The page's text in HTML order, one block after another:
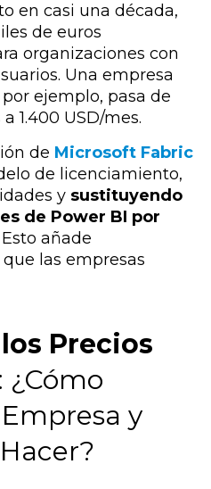
en casi una década,
de euros
organizaciones con
Una empresa
ejemplo, pasa de
1.400 USD/mes.
de Microsoft Fabric
de licenciamiento,
y sustituyendo
de Power BI por
Esto añade
las empresas
Precios
: ¿Cómo
y